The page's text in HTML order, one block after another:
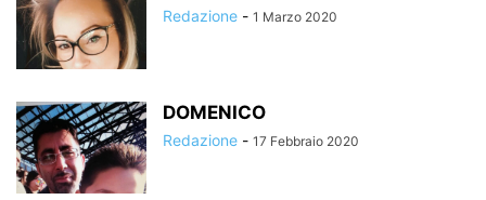
Redazione - 1 Marzo 2020
DOMENICO
Redazione - 17 Febbraio 2020